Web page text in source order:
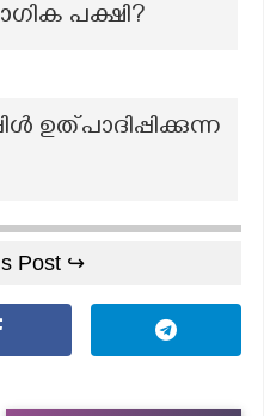
പക്ഷി?
ഉത്പാദിപ്പിക്കുന്ന
Post ↪